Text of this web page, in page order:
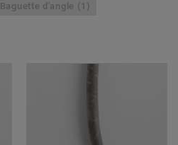
Baguette d'angle (1)